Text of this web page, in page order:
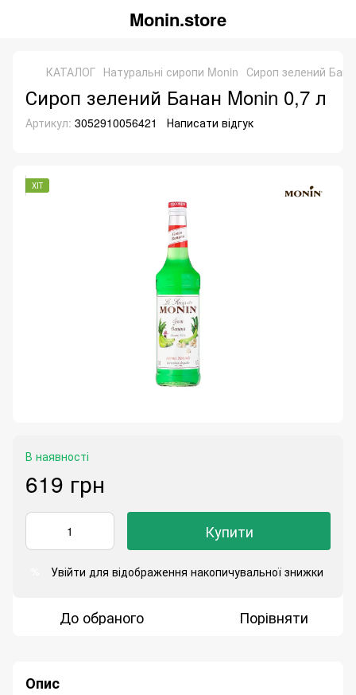
Monin.store
КАТАЛОГ Натуральні сиропи Monin Сироп зелений
Сироп зелений Банан Monin 0,7 л
Артикул: 3052910056421 Написати відгук
ХІТ
В наявності
619 грн
Купити
Увійти для відображення накопичувальної знижки
До обраного Порівняти
Опис